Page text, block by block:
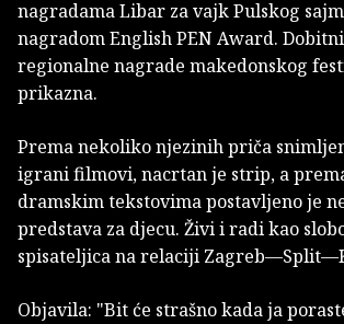
nagradama Libar za vajk Pulskog
nagradom English PEN Award.
regionalne nagrade makedonskog
prikazna.
Prema nekoliko njezinih priča
igrani filmovi, nacrtan je strip, a
dramskim tekstovima postavljeno je
predstava za djecu. Živi i radi kao
spisateljica na relaciji
Objavila: "Bit će strašno kada ja